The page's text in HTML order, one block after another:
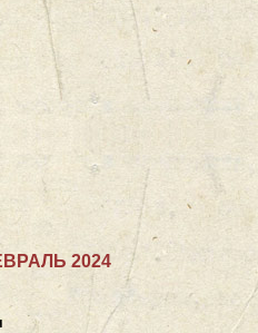
2024